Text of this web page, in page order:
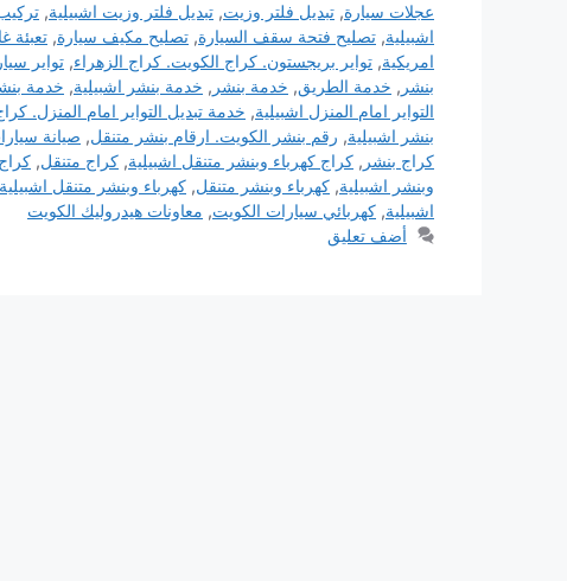
عجلات سيارة, تبديل فلتر وزيت, تبديل فلتر وزيت اشبيلية,
اشبيلية, تصليح فتحة سقف السيارة, تصليح مكيف سيارة, تعبئة
امريكية, تواير بريجستون. كراج الكويت. كراج الزهراء, تواير
بنشر , خدمة الطريق, خدمة بنشر , خدمة بنشر اشبيلية, خدمة
التواير امام المنزل اشبيلية, خدمة تبديل التواير امام المنزل.
بنشر اشبيلية, رقم بنشر الكويت. ارقام بنشر متنقل, صيانة
كراج بنشر , كراج كهرباء وبنشر متنقل اشبيلية, كراج متنقل,
وبنشر اشبيلية, كهرباء وبنشر متنقل, كهرباء وبنشر متنقل اشبيلية
اشبيلية, كهربائي سيارات الكويت, معاونات هيدروليك الكويت
أضف تعليق